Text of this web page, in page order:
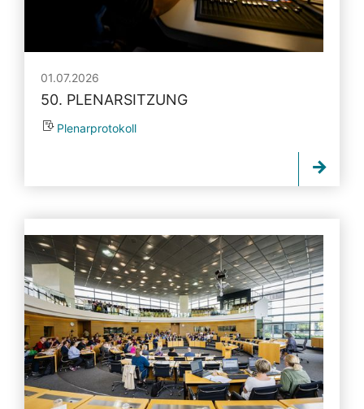
01.07.2026
50. PLENARSITZUNG
Plenarprotokoll